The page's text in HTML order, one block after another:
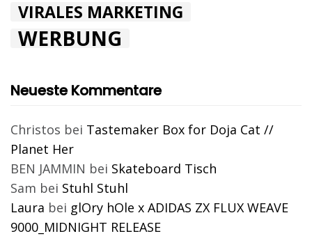
VIRALES MARKETING
WERBUNG
Neueste Kommentare
Christos bei Tastemaker Box for Doja Cat //
Planet Her
BEN JAMMIN bei Skateboard Tisch
Sam bei Stuhl Stuhl
Laura bei glOry hOle x ADIDAS ZX FLUX WEAVE
9000_MIDNIGHT RELEASE